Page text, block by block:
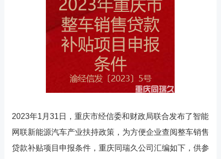
2023年1月31日，重庆市经信委和财政局联合发布了智能
网联新能源汽车产业扶持政策，为方便企业查阅整车销售
贷款补贴项目申报条件，重庆同瑞久公司汇编如下，供参